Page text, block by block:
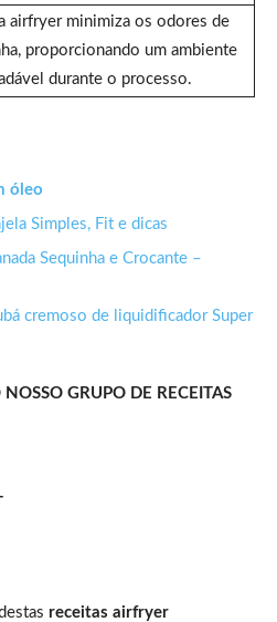
airfryer minimiza os odores de
proporcionando um ambiente
durante o processo.
óleo
Simples, Fit e dicas
Sequinha e Crocante –
cremoso de liquidificador Super
GRUPO DE RECEITAS
receitas airfryer